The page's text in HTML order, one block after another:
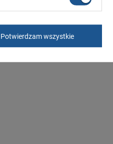
Potwierdzam wszystkie